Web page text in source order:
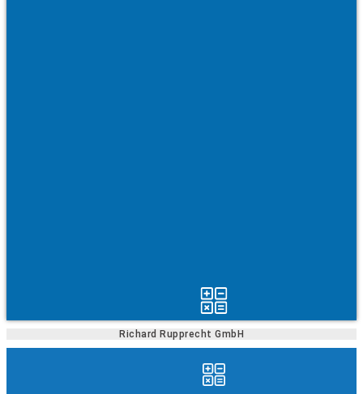
Richard Rupprecht GmbH